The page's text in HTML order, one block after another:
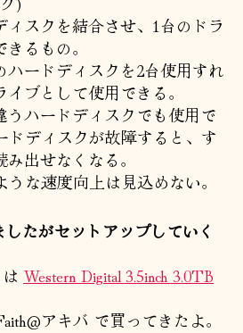
スクを結合させ、1台のドラ
るもの。
ハードディスクを2台使用すれ
ブとして使用できる。
うハードディスクでも使用で
ドディスクが故障すると、す
出せなくなる。
な速度向上は見込めない。
たがセットアップしていく
Western Digital 3.5inch 3.0TB
アキバ で買ってきたよ。